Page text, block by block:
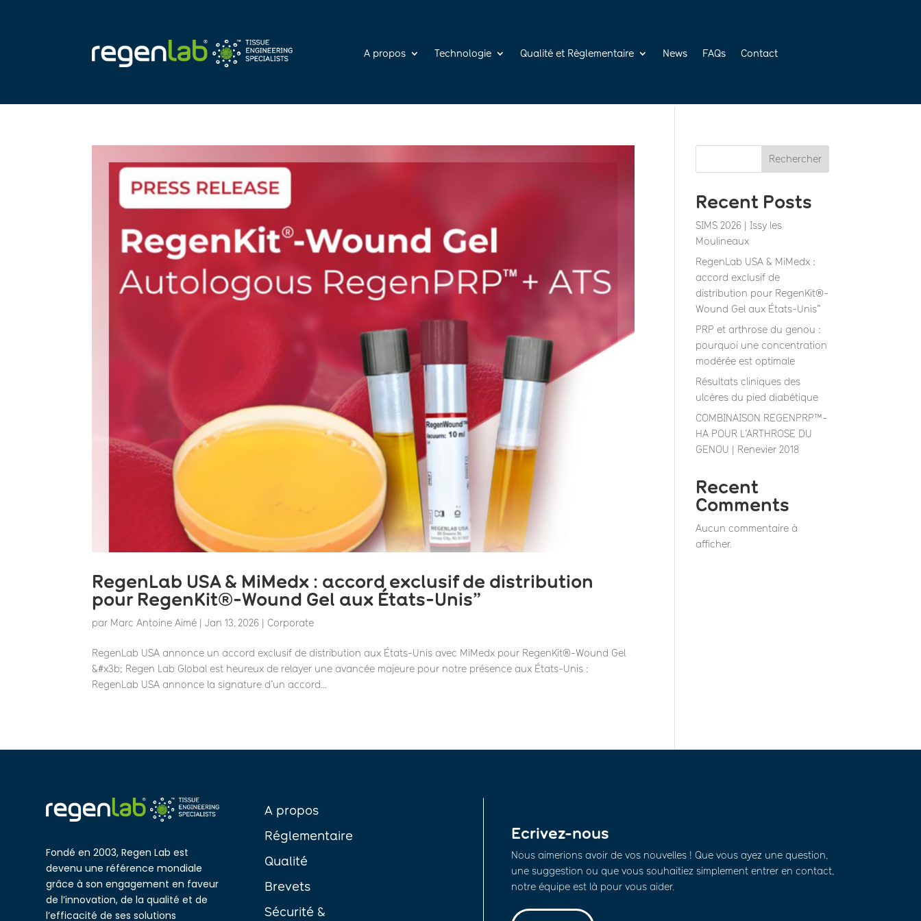
A propos Technologie Qualité et Règlementaire News FAQs Contact
RegenLab USA & MiMedx : accord exclusif de distribution
pour RegenKit®-Wound Gel aux États-Unis”
par Marc Antoine Aimé |Jan 13, 2026 Corporate
RegenLab USA annonce un accord exclusif de distribution aux États-Unis avec MiMedx pour RegenKit®-Wound Gel
&#x3b; Regen Lab Global est heureux de relayer une avancée majeure pour notre présence aux États-Unis :
RegenLab USA annonce la signature d’un accord...
Rechercher
Recent Posts
SIMS 2026 | Issy les
Moulineaux
RegenLab USA & MiMedx :
accord exclusif de
distribution pour RegenKit®-
Wound Gel aux États-Unis”
PRP et arthrose du genou :
pourquoi une concentration
modérée est optimale
Résultats cliniques des
ulcères du pied diabétique
COMBINAISON REGENPRP™-
HA POUR L’ARTHROSE DU
GENOU | Renevier 2018
Recent
Comments
Aucun commentaire à
afficher.
Fondé en 2003, Regen Lab est
devenu une référence mondiale
grâce à son engagement en faveur
de l’innovation, de la qualité et de
l’efficacité de ses solutions
A propos
Réglementaire
Qualité
Brevets
Sécurité &
Ecrivez-nous
Nous aimerions avoir de vos nouvelles ! Que vous ayez une question,
une suggestion ou que vous souhaitiez simplement entrer en contact,
notre équipe est là pour vous aider.